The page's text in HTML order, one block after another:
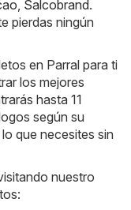
Salcobrand.
pierdas ningún
en Parral para ti
los mejores
hasta 11
según su
que necesites sin
nuestro